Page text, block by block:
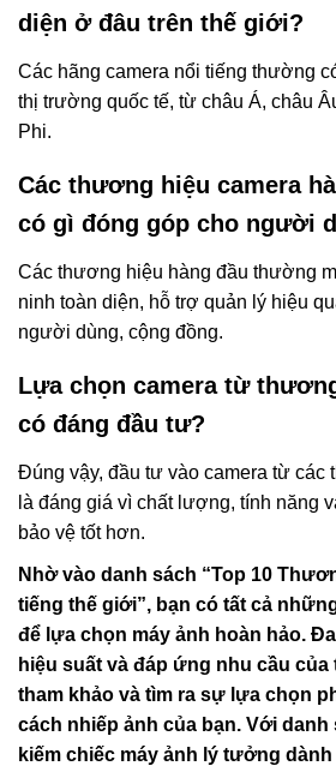
diện ở đâu trên thế giới?
Các hãng camera nổi tiếng thường
thị trường quốc tế, từ châu Á, châu
Phi.
Các thương hiệu camera
có gì đóng góp cho người
Các thương hiệu hàng đầu thường
ninh toàn diện, hỗ trợ quản lý hiệu
người dùng, cộng đồng.
Lựa chọn camera từ
có đáng đầu tư?
Đúng vậy, đầu tư vào camera từ các
là đáng giá vì chất lượng, tính năng
bảo vệ tốt hơn.
Nhờ vào danh sách “Top 10
tiếng thế giới”, bạn có tất cả
để lựa chọn máy ảnh hoàn hảo.
hiệu suất và đáp ứng nhu cầu
tham khảo và tìm ra sự lựa chọn
cách nhiếp ảnh của bạn. Với danh
kiếm chiếc máy ảnh lý tưởng